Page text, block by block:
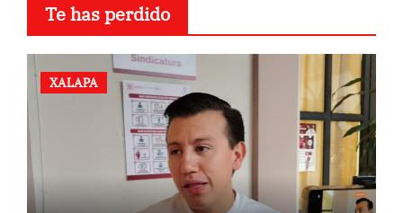
Te has perdido
XALAPA